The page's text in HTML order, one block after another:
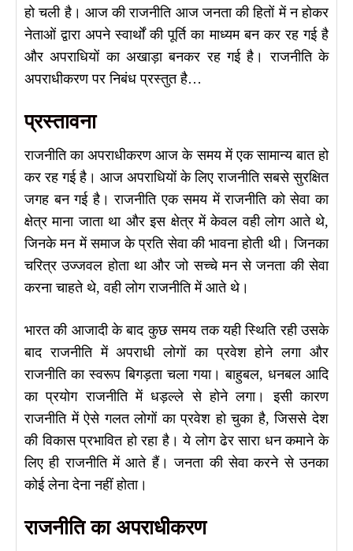
हो चली है। आज की राजनीति आज जनता की हितों में न होकर
नेताओं द्वारा अपने स्वार्थों की पूर्ति का माध्यम बन कर रह गई है
और अपराधियों का अखाड़ा बनकर रह गई है। राजनीति के
अपराधीकरण पर निबंध प्रस्तुत है…
प्रस्तावना
राजनीति का अपराधीकरण आज के समय में एक सामान्य बात हो
कर रह गई है। आज अपराधियों के लिए राजनीति सबसे सुरक्षित
जगह बन गई है। राजनीति एक समय में राजनीति को सेवा का
क्षेत्र माना जाता था और इस क्षेत्र में केवल वही लोग आते थे,
जिनके मन में समाज के प्रति सेवा की भावना होती थी। जिनका
चरित्र उज्जवल होता था और जो सच्चे मन से जनता की सेवा
करना चाहते थे, वही लोग राजनीति में आते थे।
भारत की आजादी के बाद कुछ समय तक यही स्थिति रही उसके
बाद राजनीति में अपराधी लोगों का प्रवेश होने लगा और
राजनीति का स्वरूप बिगड़ता चला गया। बाहुबल, धनबल आदि
का प्रयोग राजनीति में धड़ल्ले से होने लगा। इसी कारण
राजनीति में ऐसे गलत लोगों का प्रवेश हो चुका है, जिससे देश
की विकास प्रभावित हो रहा है। ये लोग ढेर सारा धन कमाने के
लिए ही राजनीति में आते हैं। जनता की सेवा करने से उनका
कोई लेना देना नहीं होता।
राजनीति का अपराधीकरण